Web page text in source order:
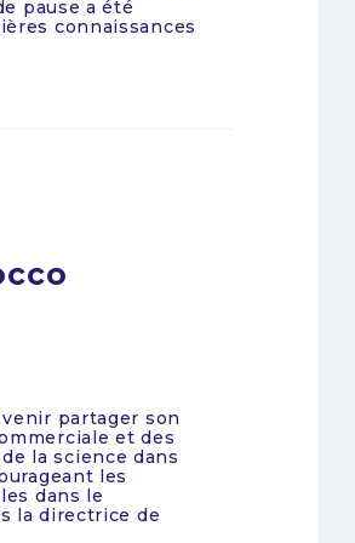
pause a été
connaissances
partager son
et des
la science dans
les
dans le
la directrice de